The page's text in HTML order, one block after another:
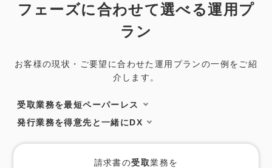
フェーズに合わせて選べる運用プ
ラン
お客様の現状・ご要望に合わせた運用プランの一例をご紹
介します。
受取業務を最短ペーパーレス
発行業務を得意先と一緒にDX
請求書の受取業務を